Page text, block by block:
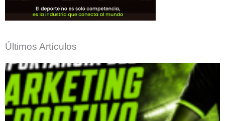
Últimos Artículos